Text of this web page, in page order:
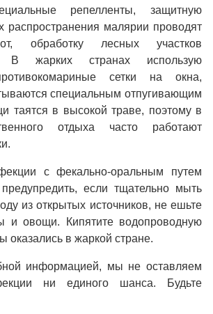
репелленты, защитную
распространения малярии проводят
обработку лесных участков
В жарких странах использую
сетки на окна,
специальным отпугивающим
таятся в высокой траве, поэтому в
отдыха часто работают
с фекально-оральным путем
если тщательно мыть
из открытых источников, не ешьте
и овощи. Кипятите водопроводную
оказались в жаркой стране.
информацией, мы не оставляем
ни единого шанса. Будьте